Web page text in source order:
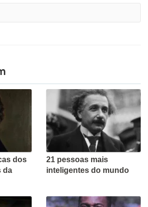
dos
da
21 pessoas mais
inteligentes do mundo